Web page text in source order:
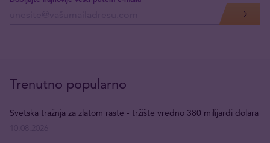
Trenutno popularno
Svetska tražnja za zlatom raste - tržište vredno 380 milijardi dolara